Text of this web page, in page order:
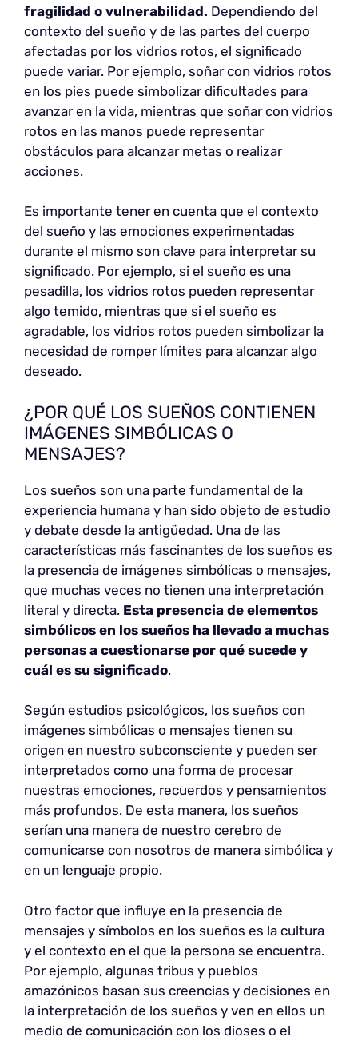
fragilidad o vulnerabilidad. Dependiendo del
contexto del sueño y de las partes del cuerpo
afectadas por los vidrios rotos, el significado
puede variar. Por ejemplo, soñar con vidrios rotos
en los pies puede simbolizar dificultades para
avanzar en la vida, mientras que soñar con vidrios
rotos en las manos puede representar
obstáculos para alcanzar metas o realizar
acciones.
Es importante tener en cuenta que el contexto
del sueño y las emociones experimentadas
durante el mismo son clave para interpretar su
significado. Por ejemplo, si el sueño es una
pesadilla, los vidrios rotos pueden representar
algo temido, mientras que si el sueño es
agradable, los vidrios rotos pueden simbolizar la
necesidad de romper límites para alcanzar algo
deseado.
¿POR QUÉ LOS SUEÑOS CONTIENEN
IMÁGENES SIMBÓLICAS O
MENSAJES?
Los sueños son una parte fundamental de la
experiencia humana y han sido objeto de estudio
y debate desde la antigüedad. Una de las
características más fascinantes de los sueños es
la presencia de imágenes simbólicas o mensajes,
que muchas veces no tienen una interpretación
literal y directa. Esta presencia de elementos
simbólicos en los sueños ha llevado a muchas
personas a cuestionarse por qué sucede y
cuál es su significado.
Según estudios psicológicos, los sueños con
imágenes simbólicas o mensajes tienen su
origen en nuestro subconsciente y pueden ser
interpretados como una forma de procesar
nuestras emociones, recuerdos y pensamientos
más profundos. De esta manera, los sueños
serían una manera de nuestro cerebro de
comunicarse con nosotros de manera simbólica y
en un lenguaje propio.
Otro factor que influye en la presencia de
mensajes y símbolos en los sueños es la cultura
y el contexto en el que la persona se encuentra.
Por ejemplo, algunas tribus y pueblos
amazónicos basan sus creencias y decisiones en
la interpretación de los sueños y ven en ellos un
medio de comunicación con los dioses o el